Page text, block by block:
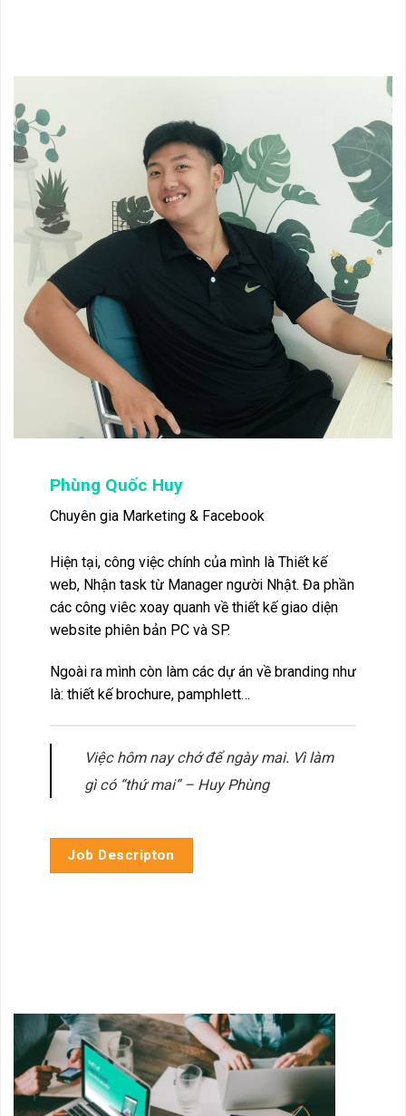
Phùng Quốc Huy
Chuyên gia Marketing & Facebook
Hiện tại, công việc chính của mình là Thiết kế
web, Nhận task từ Manager người Nhật. Đa phần
các công viêc xoay quanh về thiết kế giao diện
website phiên bản PC và SP.
Ngoài ra mình còn làm các dự án về branding như
là: thiết kế brochure, pamphlett…
Việc hôm nay chớ để ngày mai. Vì làm
gì có “thứ mai” – Huy Phùng
Job Descripton